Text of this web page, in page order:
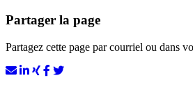
Partager la page
Partagez cette page par courriel ou dans